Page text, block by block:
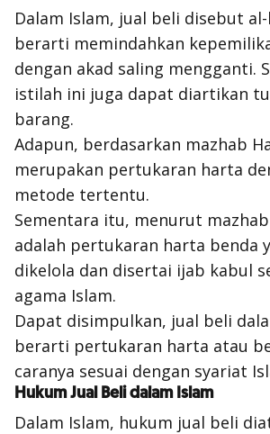
Dalam Islam, jual beli disebut
berarti memindahkan
dengan akad saling mengganti.
istilah ini juga dapat diartikan
barang.
Adapun, berdasarkan mazhab
merupakan pertukaran harta
metode tertentu.
Sementara itu, menurut
adalah pertukaran harta benda
dikelola dan disertai ijab kabul
agama Islam.
Dapat disimpulkan, jual beli
berarti pertukaran harta atau
caranya sesuai dengan syariat
Hukum Jual Beli dalam Islam
Dalam Islam, hukum jual beli